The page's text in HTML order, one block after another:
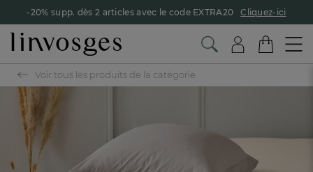
-20% supp. dès 2 articles avec le code EXTRA20 Cliquez-ici
Voir tous les produits de la catégorie